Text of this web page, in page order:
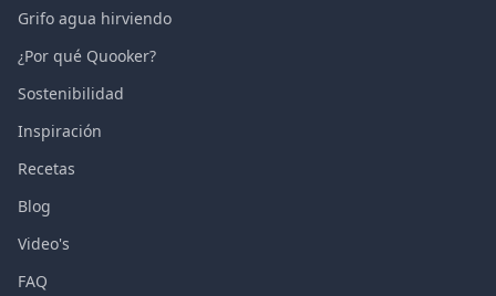
Grifo agua hirviendo
¿Por qué Quooker?
Sostenibilidad
Inspiración
Recetas
Blog
Video's
FAQ